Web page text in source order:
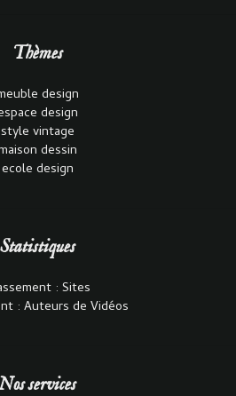
Thèmes
design
design
style vintage
dessin
ecole design
Statistiques
: Sites
: Auteurs de Vidéos
Nos services